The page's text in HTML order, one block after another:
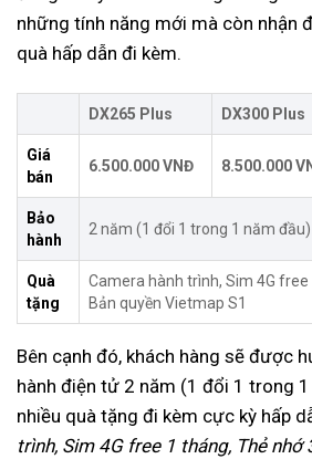
những tính năng mới mà còn nhận
quà hấp dẫn đi kèm.
DX265 Plus DX300 Plus
Giá
bán
6.500.000 VNĐ 8.500.000
Bảo
hành
2 năm (1 đổi 1 trong 1 năm đầu)
Quà
tặng
Camera hành trình, Sim 4G free
Bản quyền Vietmap S1
Bên cạnh đó, khách hàng sẽ được
hành điện tử 2 năm (1 đổi 1 trong
nhiều quà tặng đi kèm cực kỳ hấp
trình, Sim 4G free 1 tháng, Thẻ nhớ